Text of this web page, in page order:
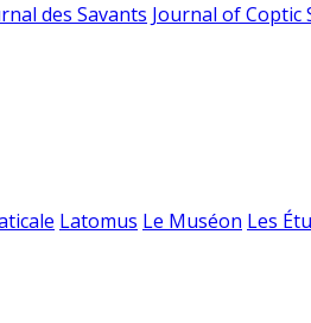
des Savants Journal of Coptic
Latomus Le Muséon Les